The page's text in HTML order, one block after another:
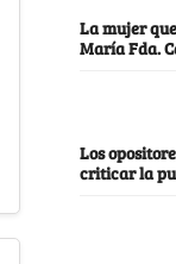
La mujer
María Fda.
Los
criticar la